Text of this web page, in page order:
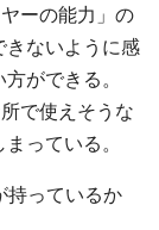
ーの能力」の
きないように感
ができる。
で使えそうな
っている。
っているか